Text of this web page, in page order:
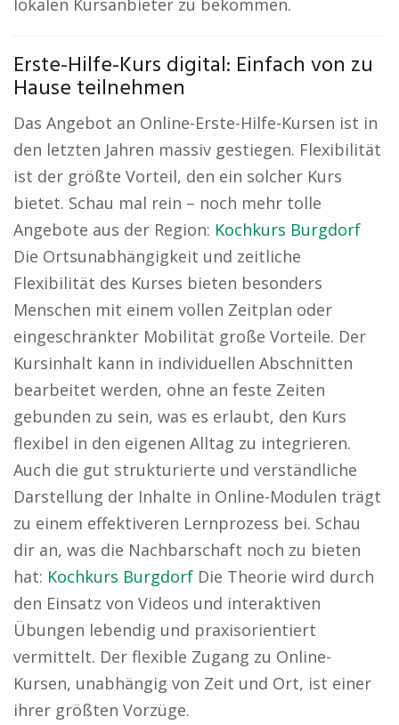
lokalen Kursanbieter zu bekommen.
Erste-Hilfe-Kurs digital: Einfach von zu
Hause teilnehmen
Das Angebot an Online-Erste-Hilfe-Kursen ist in
den letzten Jahren massiv gestiegen. Flexibilität
ist der größte Vorteil, den ein solcher Kurs
bietet. Schau mal rein – noch mehr tolle
Angebote aus der Region: Kochkurs Burgdorf
Die Ortsunabhängigkeit und zeitliche
Flexibilität des Kurses bieten besonders
Menschen mit einem vollen Zeitplan oder
eingeschränkter Mobilität große Vorteile. Der
Kursinhalt kann in individuellen Abschnitten
bearbeitet werden, ohne an feste Zeiten
gebunden zu sein, was es erlaubt, den Kurs
flexibel in den eigenen Alltag zu integrieren.
Auch die gut strukturierte und verständliche
Darstellung der Inhalte in Online-Modulen trägt
zu einem effektiveren Lernprozess bei. Schau
dir an, was die Nachbarschaft noch zu bieten
hat: Kochkurs Burgdorf Die Theorie wird durch
den Einsatz von Videos und interaktiven
Übungen lebendig und praxisorientiert
vermittelt. Der flexible Zugang zu Online-
Kursen, unabhängig von Zeit und Ort, ist einer
ihrer größten Vorzüge.